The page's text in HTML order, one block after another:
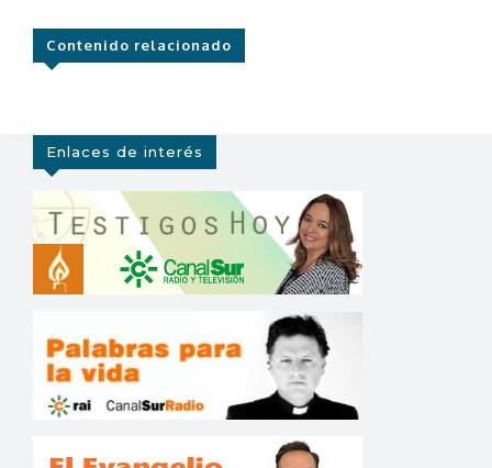
Contenido relacionado
Enlaces de interés